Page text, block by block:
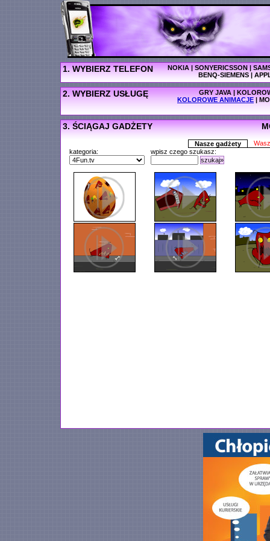
1. WYBIERZ TELEFON NOKIA|SONYERICSSON|
BENQ-SIEMENS|
2. WYBIERZ USŁUGĘ GRY JAVA |
KOLOROWE ANIMACJE |
3. ŚCIĄGAJ GADŻETY
Nasze gadżety
kategoria:
wpisz czego szukasz:
szukaj»